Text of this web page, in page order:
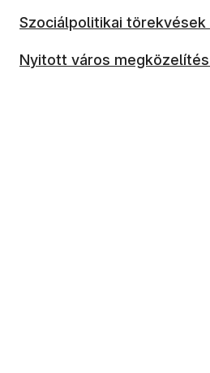
(új ablakban nyílik meg)
Szociálpolitikai törekvések
(új ablakban nyílik meg)
Nyitott város megközelítés